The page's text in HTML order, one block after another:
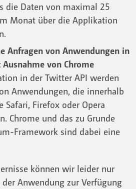
die Daten von maximal 25
Monat über die Applikation
Anfragen von Anwendungen in
von Chrome
in der Twitter API werden
Anwendungen, die innerhalb
Safari, Firefox oder Opera
Chrome und das zu Grunde
Framework sind dabei eine
können wir leider nur
Anwendung zur Verfügung